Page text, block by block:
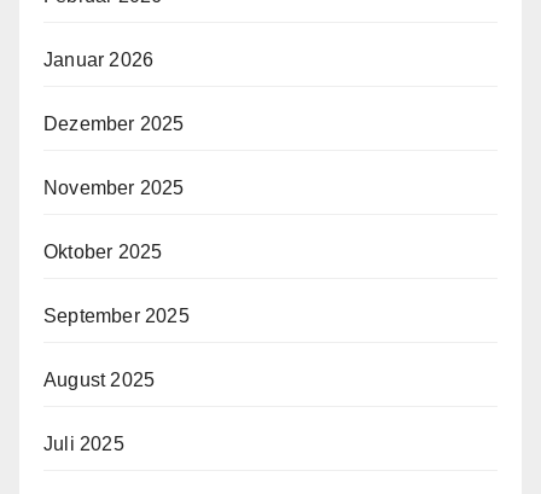
Januar 2026
Dezember 2025
November 2025
Oktober 2025
September 2025
August 2025
Juli 2025